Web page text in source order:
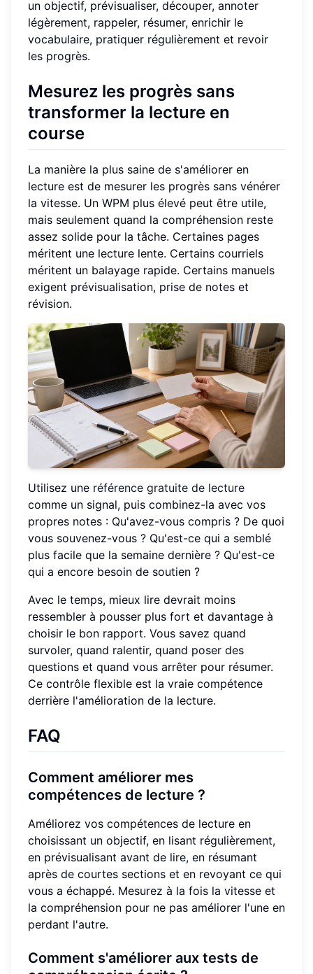
un objectif, prévisualiser, découper, annoter
légèrement, rappeler, résumer, enrichir le
vocabulaire, pratiquer régulièrement et revoir
les progrès.
Mesurez les progrès sans
transformer la lecture en
course
La manière la plus saine de s'améliorer en
lecture est de mesurer les progrès sans vénérer
la vitesse. Un WPM plus élevé peut être utile,
mais seulement quand la compréhension reste
assez solide pour la tâche. Certaines pages
méritent une lecture lente. Certains courriels
méritent un balayage rapide. Certains manuels
exigent prévisualisation, prise de notes et
révision.
Utilisez une référence gratuite de lecture
comme un signal, puis combinez-la avec vos
propres notes : Qu'avez-vous compris ? De quoi
vous souvenez-vous ? Qu'est-ce qui a semblé
plus facile que la semaine dernière ? Qu'est-ce
qui a encore besoin de soutien ?
Avec le temps, mieux lire devrait moins
ressembler à pousser plus fort et davantage à
choisir le bon rapport. Vous savez quand
survoler, quand ralentir, quand poser des
questions et quand vous arrêter pour résumer.
Ce contrôle flexible est la vraie compétence
derrière l'amélioration de la lecture.
FAQ
Comment améliorer mes
compétences de lecture ?
Améliorez vos compétences de lecture en
choisissant un objectif, en lisant régulièrement,
en prévisualisant avant de lire, en résumant
après de courtes sections et en revoyant ce qui
vous a échappé. Mesurez à la fois la vitesse et
la compréhension pour ne pas améliorer l'une en
perdant l'autre.
Comment s'améliorer aux tests de